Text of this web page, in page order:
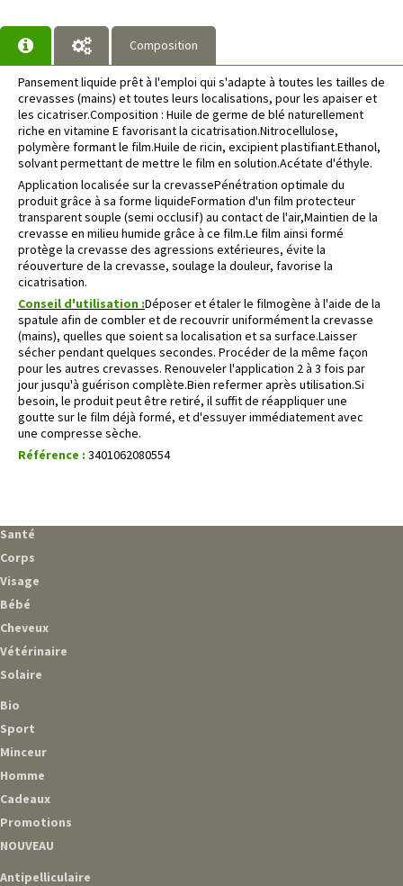
Composition
Pansement liquide prêt à l'emploi qui s'adapte à toutes les tailles de
crevasses (mains) et toutes leurs localisations, pour les apaiser et
les cicatriser.Composition : Huile de germe de blé naturellement
riche en vitamine E favorisant la cicatrisation.Nitrocellulose,
polymère formant le film.Huile de ricin, excipient plastifiant.Ethanol,
solvant permettant de mettre le film en solution.Acétate d'éthyle.
Application localisée sur la crevassePénétration optimale du
produit grâce à sa forme liquideFormation d'un film protecteur
transparent souple (semi occlusif) au contact de l'air,Maintien de la
crevasse en milieu humide grâce à ce film.Le film ainsi formé
protège la crevasse des agressions extérieures, évite la
réouverture de la crevasse, soulage la douleur, favorise la
cicatrisation.
Conseil d'utilisation :Déposer et étaler le filmogène à l'aide de la
spatule afin de combler et de recouvrir uniformément la crevasse
(mains), quelles que soient sa localisation et sa surface.Laisser
sécher pendant quelques secondes. Procéder de la même façon
pour les autres crevasses. Renouveler l'application 2 à 3 fois par
jour jusqu'à guérison complète.Bien refermer après utilisation.Si
besoin, le produit peut être retiré, il suffit de réappliquer une
goutte sur le film déjà formé, et d'essuyer immédiatement avec
une compresse sèche.
Référence : 3401062080554
Santé
Corps
Visage
Bébé
Cheveux
Vétérinaire
Solaire
Bio
Sport
Minceur
Homme
Cadeaux
Promotions
NOUVEAU
Antipelliculaire